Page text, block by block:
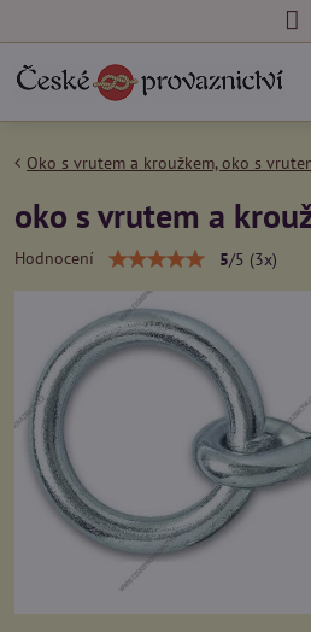
Oko s vrutem a kroužkem, oko s
oko s vrutem a
Hodnocení 5/5 (3x)